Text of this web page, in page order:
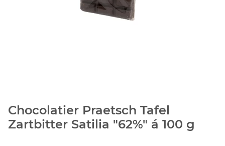
Chocolatier Praetsch Tafel
Zartbitter Satilia "62%" á 100 g